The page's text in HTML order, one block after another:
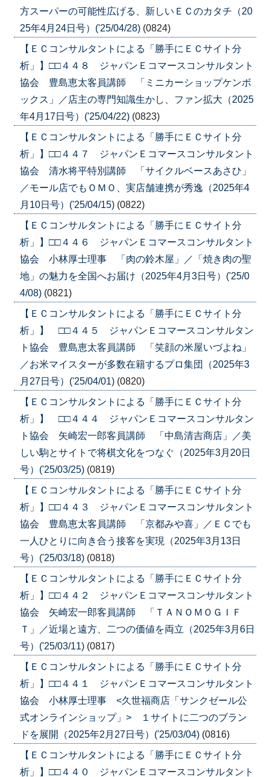
方スーパーの可能性広げる、新しいＥＣのカタチ（20
25年4月24日号）('25/04/28) (0824)
【ＥＣコンサルタントによる「勝手にＥＣサイト分
析」】□□４４８ ジャパンＥコマースコンサルタント
協会 豊島恵太客員講師 「ミニカーショップケンボ
ックス」／店主の専門知識生かし、ファン拡大（2025
年4月17日号）('25/04/22) (0823)
【ＥＣコンサルタントによる「勝手にＥＣサイト分
析」】□□４４７ ジャパンＥコマースコンサルタント
協会 清水将平特別講師 「サイクルベースあさひ」
／モール店でもＯＭＯ、実店舗連携が秀逸（2025年4
月10日号）('25/04/15) (0822)
【ＥＣコンサルタントによる「勝手にＥＣサイト分
析」】□□４４６ ジャパンＥコマースコンサルタント
協会 小林厚士理事 「肉の鈴木屋」／「焼き肉の聖
地」の魅力を全国へお届け（2025年4月3日号）('25/0
4/08) (0821)
【ＥＣコンサルタントによる「勝手にＥＣサイト分
析」】 □□４４５ ジャパンＥコマースコンサルタン
ト協会 豊島恵太客員講師 「笑顔の米屋いづよね」
／お米マイスターが多数在籍するプロ集団（2025年3
月27日号）('25/04/01) (0820)
【ＥＣコンサルタントによる「勝手にＥＣサイト分
析」】 □□４４４ ジャパンＥコマースコンサルタン
ト協会 矢崎宏一郎客員講師 「中島清吉商店」／美
しい駒とサイトで将棋文化をつなぐ（2025年3月20日
号）('25/03/25) (0819)
【ＥＣコンサルタントによる「勝手にＥＣサイト分
析」】□□４４３ ジャパンＥコマースコンサルタント
協会 豊島恵太客員講師 「京都みや喜」／ＥＣでも
一人ひとりに向き合う接客を実現（2025年3月13日
号）('25/03/18) (0818)
【ＥＣコンサルタントによる「勝手にＥＣサイト分
析」】□□４４２ ジャパンＥコマースコンサルタント
協会 矢崎宏一郎客員講師 「ＴＡＮＯＭＯＧＩＦ
Ｔ」／近場と遠方、二つの価値を両立（2025年3月6日
号）('25/03/11) (0817)
【ＥＣコンサルタントによる「勝手にＥＣサイト分
析」】□□４４１ ジャパンＥコマースコンサルタント
協会 小林厚士理事 <久世福商店「サンクゼール公
式オンラインショップ」> １サイトに二つのブラン
ドを展開（2025年2月27日号）('25/03/04) (0816)
【ＥＣコンサルタントによる「勝手にＥＣサイト分
析」】□□４４０ ジャパンＥコマースコンサルタント